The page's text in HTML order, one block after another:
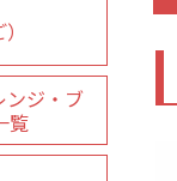
ンジ・ブ
覧